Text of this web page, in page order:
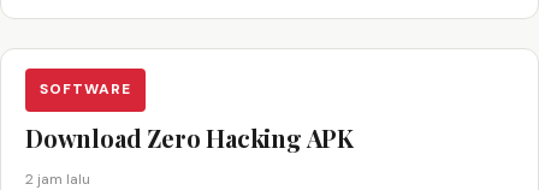
SOFTWARE
Download Zero Hacking APK
2 jam lalu